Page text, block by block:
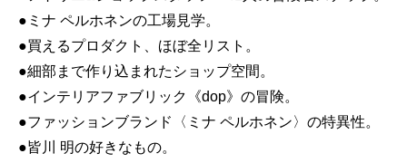
●ミナ ペルホネンの工場見学。
●買えるプロダクト、ほぼ全リスト。
●細部まで作り込まれたショップ空間。
●インテリアファブリック《dop》の冒険。
●ファッションブランド〈ミナ ペルホネン〉の特異性。
●皆川 明の好きなもの。